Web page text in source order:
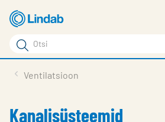
Mine
põhisisu
juurde
Otsi
Otsi
Meist
Ventilatsioon
Kanalisüsteemid